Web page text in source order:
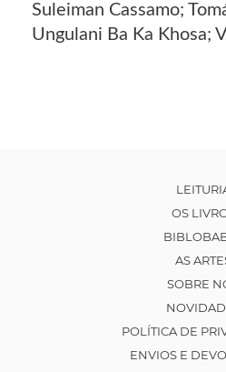
Suleiman Cassamo;
Ungulani Ba Ka Khosa;
OS
AS
SOBRE
POLÍTICA DE
ENVIOS E